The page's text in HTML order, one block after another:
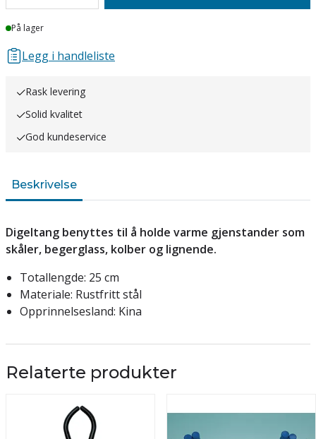
Lager
På lager
Legg i handleliste
Rask levering
Solid kvalitet
God kundeservice
Beskrivelse
Digeltang benyttes til å holde varme gjenstander som
skåler, begerglass, kolber og lignende.
Totallengde: 25 cm
Materiale: Rustfritt stål
Opprinnelsesland: Kina
Relaterte produkter